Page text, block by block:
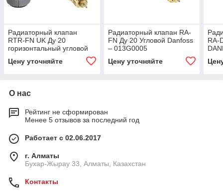
Радиаторный клапан
RTR-FN UK Ду 20
горизонтальный угловой
Цену уточняйте
Радиаторный клапан RA-
FN Ду 20 Угловой Danfoss
– 013G0005
Цену уточняйте
RA-
О нас
Рейтинг не сформирован
Менее 5 отзывов за последний год
Работает с 02.06.2017
г. Алматы
Бухар-Жырау 33, Алматы, Казахстан
Контакты